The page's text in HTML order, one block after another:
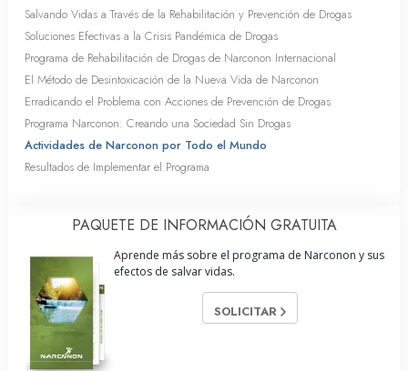
Salvando Vidas a Través de la Rehabilitación y Prevención de Drogas
Soluciones Efectivas a la Crisis Pandémica de Drogas
Programa de Rehabilitación de Drogas de Narconon Internacional
El Método de Desintoxicación de la Nueva Vida de Narconon
Erradicando el Problema con Acciones de Prevención de Drogas
Programa Narconon: Creando una Sociedad Sin Drogas
Actividades de Narconon por Todo el Mundo
Resultados de Implementar el Programa
PAQUETE DE INFORMACIÓN GRATUITA
Aprende más sobre el programa de Narconon y sus
efectos de salvar vidas.
SOLICITAR